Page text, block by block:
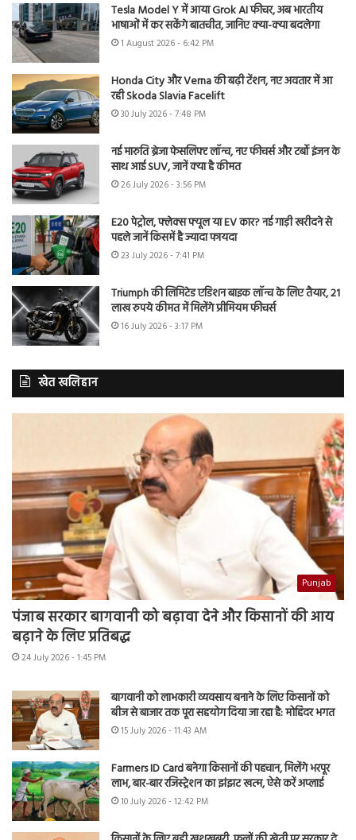
Tesla Model Y में आया Grok AI फीचर, अब भारतीय
भाषाओं में कर सकेंगे बातचीत, जानिए क्या-क्या बदलेगा
1 August 2026 - 6:42 PM
Honda City और Verna की बढ़ी टेंशन, नए अवतार में आ
रही Skoda Slavia Facelift
30 July 2026 - 7:48 PM
नई मारुति ब्रेजा फेसलिफ्ट लॉन्च, नए फीचर्स और टर्बो इंजन के
साथ आई SUV, जानें क्या है कीमत
26 July 2026 - 3:56 PM
E20 पेट्रोल, फ्लेक्स फ्यूल या EV कार? नई गाड़ी खरीदने से
पहले जानें किसमें है ज्यादा फायदा
23 July 2026 - 7:41 PM
Triumph की लिमिटेड एडिशन बाइक लॉन्च के लिए तैयार, 21
लाख रुपये कीमत में मिलेंगे प्रीमियम फीचर्स
16 July 2026 - 3:17 PM
खेत खलिहान
Punjab
पंजाब सरकार बागवानी को बढ़ावा देने और किसानों की आय
बढ़ाने के लिए प्रतिबद्ध
24 July 2026 - 1:45 PM
बागवानी को लाभकारी व्यवसाय बनाने के लिए किसानों को
बीज से बाजार तक पूरा सहयोग दिया जा रहा है: मोहिंदर भगत
15 July 2026 - 11:43 AM
Farmers ID Card बनेगा किसानों की पहचान, मिलेंगे भरपूर
लाभ, बार-बार रजिस्ट्रेशन का झंझट खत्म, ऐसे करें अप्लाई
10 July 2026 - 12:42 PM